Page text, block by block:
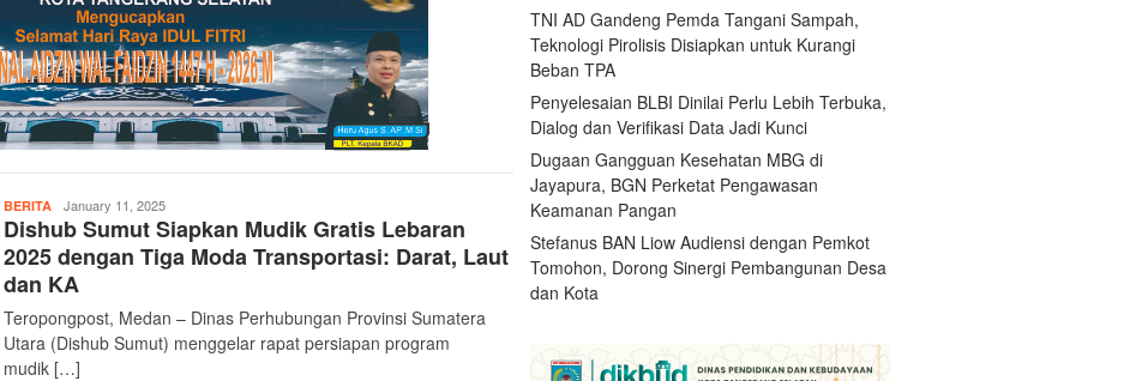
BERITA teropongpost
January 11, 2025
Dishub Sumut Siapkan Mudik Gratis Lebaran
2025 dengan Tiga Moda Transportasi: Darat, Laut
dan KA
Teropongpost, Medan – Dinas Perhubungan Provinsi Sumatera
Utara (Dishub Sumut) menggelar rapat persiapan program
mudik […]
TNI AD Gandeng Pemda Tangani Sampah,
Teknologi Pirolisis Disiapkan untuk Kurangi
Beban TPA
Penyelesaian BLBI Dinilai Perlu Lebih Terbuka,
Dialog dan Verifikasi Data Jadi Kunci
Dugaan Gangguan Kesehatan MBG di
Jayapura, BGN Perketat Pengawasan
Keamanan Pangan
Stefanus BAN Liow Audiensi dengan Pemkot
Tomohon, Dorong Sinergi Pembangunan Desa
dan Kota